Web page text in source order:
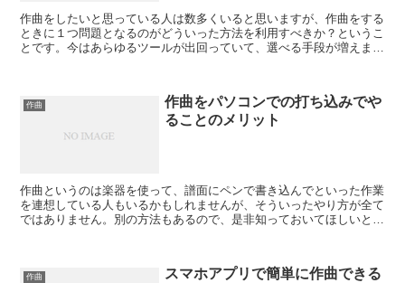
作曲をしたいと思っている人は数多くいると思いますが、作曲をする
ときに１つ問題となるのがどういった方法を利用すべきか？というこ
とです。今はあらゆるツールが出回っていて、選べる手段が増えまし
作曲
作曲をパソコンでの打ち込みでや
ることのメリット
作曲というのは楽器を使って、譜面にペンで書き込んでといった作業
を連想している人もいるかもしれませんが、そういったやり方が全て
ではありません。別の方法もあるので、是非知っておいてほしいと思
作曲
スマホアプリで簡単に作曲できる